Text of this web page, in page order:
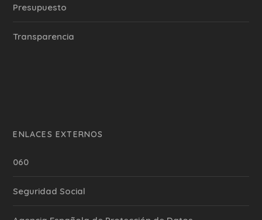
Presupuesto
Transparencia
ENLACES EXTERNOS
060
Seguridad Social